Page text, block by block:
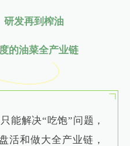
研发再到榨油
的油菜全产业链
能解决“吃饱”问题，
活和做大全产业链，